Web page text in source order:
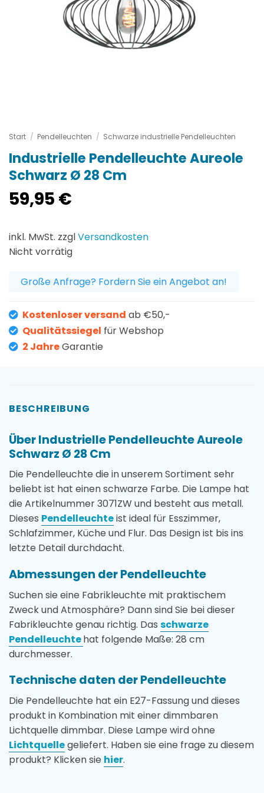
Start / Pendelleuchten / Schwarze industrielle Pendelleuchten
Industrielle Pendelleuchte Aureole
Schwarz Ø 28 Cm
59,95 €
inkl. MwSt. zzglVersandkosten
Nicht vorrätig
Große Anfrage? Fordern Sie ein Angebot an!
Kostenloser versand ab €50,-
Qualitätssiegel für Webshop
2 JahreGarantie
BESCHREIBUNG
Über Industrielle Pendelleuchte Aureole
Schwarz Ø 28 Cm
Die Pendelleuchte die in unserem Sortiment sehr
beliebt ist hat einen schwarze Farbe. Die Lampe hat
die Artikelnummer 3071ZW und besteht aus metall.
Dieses Pendelleuchteist ideal für Esszimmer,
Schlafzimmer, Küche und Flur. Das Design ist bis ins
letzte Detail durchdacht.
Abmessungen der Pendelleuchte
Suchen sie eine Fabrikleuchte mit praktischem
Zweck und Atmosphäre? Dann sind Sie bei dieser
Fabrikleuchte genau richtig. Das schwarze
Pendelleuchtehat folgende Maße: 28 cm
durchmesser.
Technische daten der Pendelleuchte
Die Pendelleuchte hat ein E27-Fassung und dieses
produkt in Kombination mit einer dimmbaren
Lichtquelle dimmbar. Diese Lampe wird ohne
Lichtquellegeliefert. Haben sie eine frage zu diesem
produkt? Klicken sie hier.